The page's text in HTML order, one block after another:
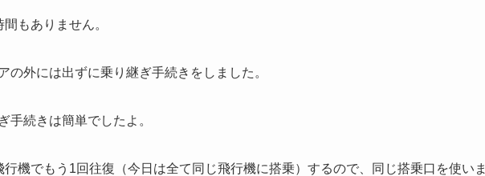
もありません。
の外には出ずに乗り継ぎ手続きをしました。
手続きは簡単でしたよ。
機でもう1回往復（今日は全て同じ飛行機に搭乗）するので、同じ搭乗口を使いま